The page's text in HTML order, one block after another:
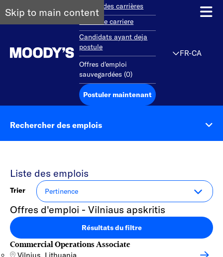
Skip to main contentAperçu des carrières
Debut de carriere
Candidats ayant deja
postule
Offres d'emploi
sauvegardées (0)
Postuler maintenant
FR-CA
Rechercher des emplois
Liste des emplois
Trier
Offres d'emploi - Vilniaus apskritis
Résultats du filtre
Commercial Operations Associate